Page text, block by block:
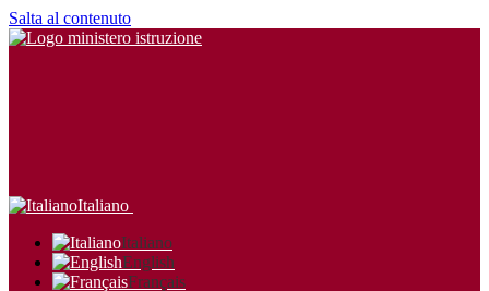
Salta al contenuto
Italiano
Italiano
English
Français